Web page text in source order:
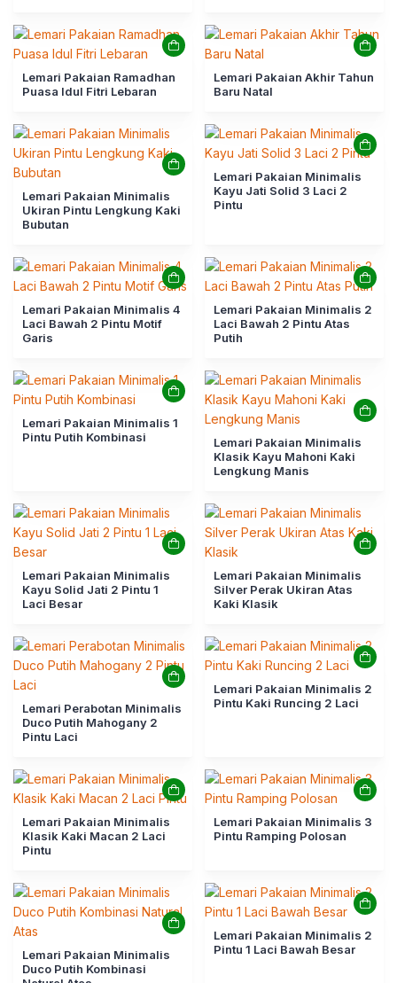
Lemari Pakaian Ramadhan
Puasa Idul Fitri Lebaran
Lemari Pakaian Akhir Tahun
Baru Natal
Lemari Pakaian Minimalis
Ukiran Pintu Lengkung Kaki
Bubutan
Lemari Pakaian Minimalis
Kayu Jati Solid 3 Laci 2
Pintu
Lemari Pakaian Minimalis 4
Laci Bawah 2 Pintu Motif
Garis
Lemari Pakaian Minimalis 2
Laci Bawah 2 Pintu Atas
Putih
Lemari Pakaian Minimalis 1
Pintu Putih Kombinasi
Lemari Pakaian Minimalis
Klasik Kayu Mahoni Kaki
Lengkung Manis
Lemari Pakaian Minimalis
Kayu Solid Jati 2 Pintu 1
Laci Besar
Lemari Pakaian Minimalis
Silver Perak Ukiran Atas
Kaki Klasik
Lemari Perabotan Minimalis
Duco Putih Mahogany 2
Pintu Laci
Lemari Pakaian Minimalis 2
Pintu Kaki Runcing 2 Laci
Lemari Pakaian Minimalis
Klasik Kaki Macan 2 Laci
Pintu
Lemari Pakaian Minimalis 3
Pintu Ramping Polosan
Lemari Pakaian Minimalis
Duco Putih Kombinasi
Lemari Pakaian Minimalis 2
Pintu 1 Laci Bawah Besar